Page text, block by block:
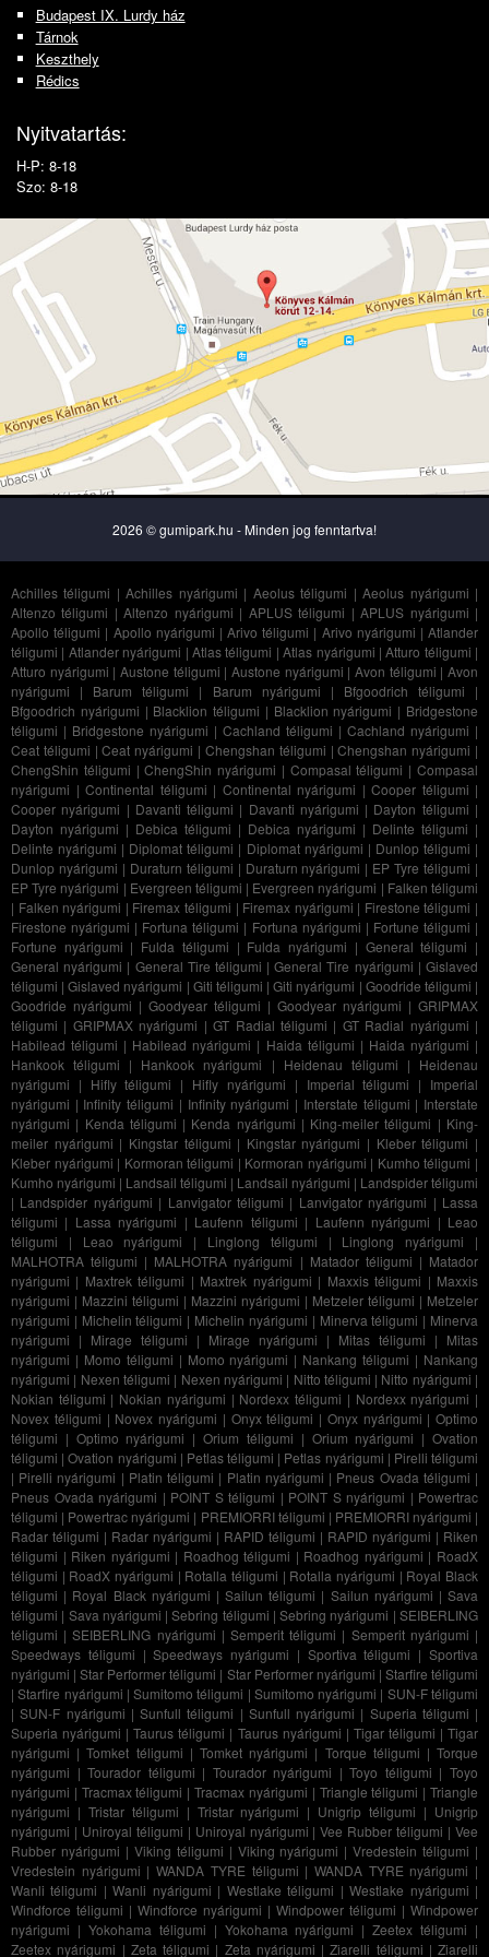
Budapest IX. Lurdy ház
Tárnok
Keszthely
Rédics
Nyitvatartás:
H-P: 8-18
Szo: 8-18
2026 © gumipark.hu - Minden jog fenntartva!
Achilles téligumi |Achilles nyárigumi | Aeolus téligumi |Aeolus nyárigumi |
Altenzo téligumi |Altenzo nyárigumi | APLUS téligumi |APLUS nyárigumi |
Apollo téligumi | Apollo nyárigumi |Arivo téligumi | Arivo nyárigumi |Atlander
téligumi | Atlander nyárigumi | Atlas téligumi |Atlas nyárigumi |Atturo téligumi |
Atturo nyárigumi |Austone téligumi |Austone nyárigumi |Avon téligumi |Avon
nyárigumi | Barum téligumi | Barum nyárigumi | Bfgoodrich téligumi |
Bfgoodrich nyárigumi | Blacklion téligumi | Blacklion nyárigumi | Bridgestone
téligumi | Bridgestone nyárigumi | Cachland téligumi | Cachland nyárigumi |
Ceat téligumi |Ceat nyárigumi | Chengshan téligumi |Chengshan nyárigumi |
ChengShin téligumi |ChengShin nyárigumi | Compasal téligumi |Compasal
nyárigumi | Continental téligumi | Continental nyárigumi | Cooper téligumi |
Cooper nyárigumi | Davanti téligumi | Davanti nyárigumi | Dayton téligumi |
Dayton nyárigumi | Debica téligumi | Debica nyárigumi | Delinte téligumi |
Delinte nyárigumi | Diplomat téligumi | Diplomat nyárigumi | Dunlop téligumi |
Dunlop nyárigumi | Duraturn téligumi | Duraturn nyárigumi | EP Tyre téligumi |
EP Tyre nyárigumi | Evergreen téligumi | Evergreen nyárigumi | Falken téligumi
| Falken nyárigumi | Firemax téligumi | Firemax nyárigumi | Firestone téligumi |
Firestone nyárigumi | Fortuna téligumi | Fortuna nyárigumi | Fortune téligumi |
Fortune nyárigumi | Fulda téligumi | Fulda nyárigumi | General téligumi |
General nyárigumi | General Tire téligumi |General Tire nyárigumi |Gislaved
téligumi |Gislaved nyárigumi | Giti téligumi |Giti nyárigumi | Goodride téligumi |
Goodride nyárigumi | Goodyear téligumi | Goodyear nyárigumi | GRIPMAX
téligumi | GRIPMAX nyárigumi |GT Radial téligumi | GT Radial nyárigumi |
Habilead téligumi | Habilead nyárigumi | Haida téligumi | Haida nyárigumi |
Hankook téligumi | Hankook nyárigumi | Heidenau téligumi | Heidenau
nyárigumi | Hifly téligumi | Hifly nyárigumi | Imperial téligumi | Imperial
nyárigumi | Infinity téligumi | Infinity nyárigumi | Interstate téligumi | Interstate
nyárigumi | Kenda téligumi | Kenda nyárigumi | King-meiler téligumi | King-
meiler nyárigumi | Kingstar téligumi | Kingstar nyárigumi | Kleber téligumi |
Kleber nyárigumi | Kormoran téligumi | Kormoran nyárigumi | Kumho téligumi |
Kumho nyárigumi | Landsail téligumi | Landsail nyárigumi | Landspider téligumi
| Landspider nyárigumi | Lanvigator téligumi | Lanvigator nyárigumi | Lassa
téligumi | Lassa nyárigumi | Laufenn téligumi | Laufenn nyárigumi | Leao
téligumi | Leao nyárigumi | Linglong téligumi | Linglong nyárigumi |
MALHOTRA téligumi | MALHOTRA nyárigumi | Matador téligumi | Matador
nyárigumi | Maxtrek téligumi | Maxtrek nyárigumi | Maxxis téligumi | Maxxis
nyárigumi | Mazzini téligumi | Mazzini nyárigumi | Metzeler téligumi | Metzeler
nyárigumi | Michelin téligumi | Michelin nyárigumi | Minerva téligumi | Minerva
nyárigumi | Mirage téligumi | Mirage nyárigumi | Mitas téligumi | Mitas
nyárigumi | Momo téligumi | Momo nyárigumi | Nankang téligumi | Nankang
nyárigumi | Nexen téligumi | Nexen nyárigumi | Nitto téligumi | Nitto nyárigumi |
Nokian téligumi | Nokian nyárigumi | Nordexx téligumi | Nordexx nyárigumi |
Novex téligumi | Novex nyárigumi | Onyx téligumi | Onyx nyárigumi | Optimo
téligumi | Optimo nyárigumi |Orium téligumi | Orium nyárigumi |Ovation
téligumi |Ovation nyárigumi | Petlas téligumi | Petlas nyárigumi | Pirelli téligumi
| Pirelli nyárigumi | Platin téligumi | Platin nyárigumi | Pneus Ovada téligumi |
Pneus Ovada nyárigumi | POINT S téligumi | POINT S nyárigumi | Powertrac
téligumi | Powertrac nyárigumi | PREMIORRI téligumi | PREMIORRI nyárigumi |
Radar téligumi | Radar nyárigumi | RAPID téligumi | RAPID nyárigumi | Riken
téligumi | Riken nyárigumi | Roadhog téligumi | Roadhog nyárigumi | RoadX
téligumi | RoadX nyárigumi | Rotalla téligumi | Rotalla nyárigumi | Royal Black
téligumi | Royal Black nyárigumi |Sailun téligumi | Sailun nyárigumi |Sava
téligumi | Sava nyárigumi |Sebring téligumi |Sebring nyárigumi |SEIBERLING
téligumi |SEIBERLING nyárigumi |Semperit téligumi | Semperit nyárigumi |
Speedways téligumi |Speedways nyárigumi | Sportiva téligumi |Sportiva
nyárigumi |Star Performer téligumi | Star Performer nyárigumi | Starfire téligumi
|Starfire nyárigumi |Sumitomo téligumi | Sumitomo nyárigumi | SUN-F téligumi
|SUN-F nyárigumi | Sunfull téligumi | Sunfull nyárigumi | Superia téligumi |
Superia nyárigumi |Taurus téligumi | Taurus nyárigumi | Tigar téligumi |Tigar
nyárigumi |Tomket téligumi | Tomket nyárigumi | Torque téligumi |Torque
nyárigumi |Tourador téligumi | Tourador nyárigumi |Toyo téligumi |Toyo
nyárigumi | Tracmax téligumi |Tracmax nyárigumi | Triangle téligumi |Triangle
nyárigumi | Tristar téligumi | Tristar nyárigumi | Unigrip téligumi | Unigrip
nyárigumi | Uniroyal téligumi | Uniroyal nyárigumi |Vee Rubber téligumi |Vee
Rubber nyárigumi | Viking téligumi | Viking nyárigumi |Vredestein téligumi |
Vredestein nyárigumi |WANDA TYRE téligumi | WANDA TYRE nyárigumi |
Wanli téligumi |Wanli nyárigumi | Westlake téligumi |Westlake nyárigumi |
Windforce téligumi | Windforce nyárigumi | Windpower téligumi | Windpower
nyárigumi | Yokohama téligumi | Yokohama nyárigumi |Zeetex téligumi |
Zeetex nyárigumi | Zeta téligumi | Zeta nyárigumi |Ziarelli téligumi | Ziarelli